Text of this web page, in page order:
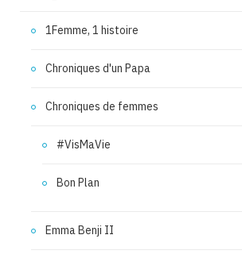
1Femme, 1 histoire
Chroniques d'un Papa
Chroniques de femmes
#VisMaVie
Bon Plan
Emma Benji II